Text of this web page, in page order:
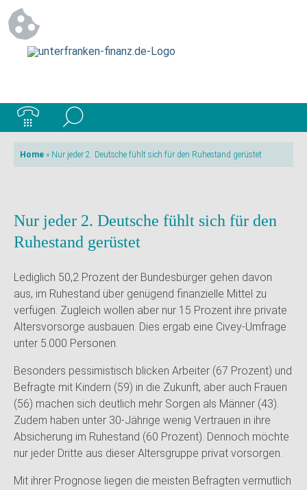
Home » Nur jeder 2. Deutsche fühlt sich für den Ruhestand gerüstet
Nur jeder 2. Deutsche fühlt sich für den
Ruhestand gerüstet
Lediglich 50,2 Prozent der Bundesbürger gehen davon
aus, im Ruhestand über genügend finanzielle Mittel zu
verfügen. Zugleich wollen aber nur 15 Prozent ihre private
Altersvorsorge ausbauen. Dies ergab eine Civey-Umfrage
unter 5.000 Personen.
Besonders pessimistisch blicken Arbeiter (67 Prozent) und
Befragte mit Kindern (59) in die Zukunft, aber auch Frauen
(56) machen sich deutlich mehr Sorgen als Männer (43).
Zudem haben unter 30-Jährige wenig Vertrauen in ihre
Absicherung im Ruhestand (60 Prozent). Dennoch möchte
nur jeder Dritte aus dieser Altersgruppe privat vorsorgen.
Mit ihrer Prognose liegen die meisten Befragten vermutlich